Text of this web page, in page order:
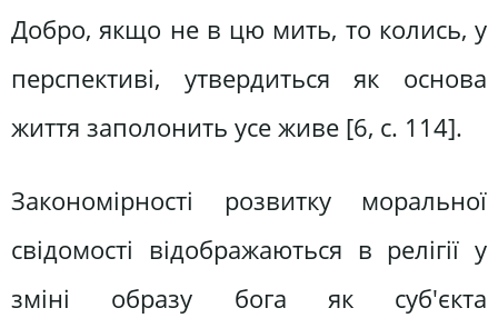
Добро, якщо не в цю мить, то колись, у
перспективі, утвердиться як основа
життя заполонить усе живе [6, c. 114].
Закономірності розвитку моральної
свідомості відображаються в релігії у
зміні образу бога як суб'єкта